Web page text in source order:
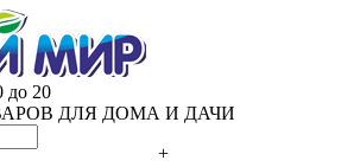
до 20
ДЛЯ ДОМА И ДАЧИ
и грызунов
+